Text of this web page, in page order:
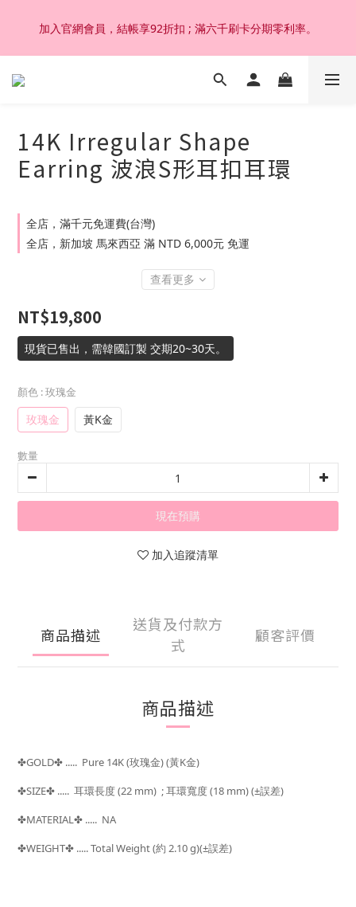
加入官網會員，結帳享92折扣 ; 滿六千刷卡分期零利率。
加入官網會員，結帳享92折扣 ; 滿六千刷卡分期零利率。
韓國設計製作。純14K 18K金，非鍍金非注金；洗澡，運動(汗
加入官網會員，結帳享92折扣 ; 滿六千刷卡分期零利率。
14K Irregular Shape
Earring 波浪S形耳扣耳環
全店，滿千元免運費(台灣)
全店，新加坡 馬來西亞 滿 NTD 6,000元 免運
查看更多
NT$19,800
現貨已售出，需韓國訂製 交期20~30天。
顏色 : 玫瑰金
玫瑰金 黃K金
數量
現在預購
加入追蹤清單
商品描述
送貨及付款方
式
顧客評價
商品描述
✤GOLD✤ ..... Pure 14K (玫瑰金) (黃K金)
✤SIZE✤ ..... 耳環長度 (22 mm) ;耳環寬度 (18 mm) (±誤差)
✤MATERIAL✤ ..... NA
✤WEIGHT✤ ..... Total Weight (約 2.10 g)(±誤差)